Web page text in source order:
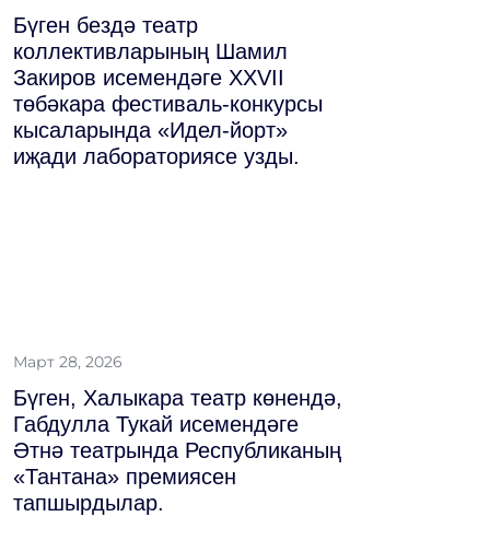
Бүген бездә театр
коллективларының Шамил
Закиров исемендәге XXVII
төбәкара фестиваль-конкурсы
кысаларында «Идел-йорт»
иҗади лабораториясе узды.
Март 28, 2026
Бүген, Халыкара театр көнендә,
Габдулла Тукай исемендәге
Әтнә театрында Республиканың
«Тантана» премиясен
тапшырдылар.